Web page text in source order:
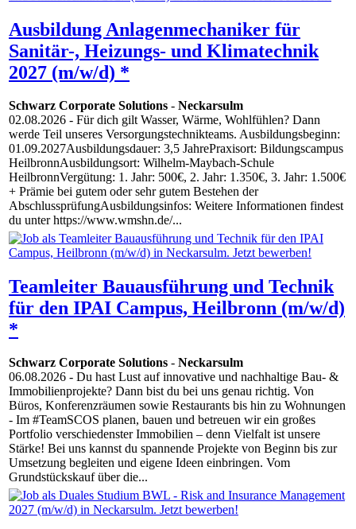
Ausbildung Anlagenmechaniker für
Sanitär-, Heizungs- und Klimatechnik
2027 (m/w/d) *
Schwarz Corporate Solutions - Neckarsulm
02.08.2026 - Für dich gilt Wasser, Wärme, Wohlfühlen? Dann
werde Teil unseres Versorgungstechnikteams. Ausbildungsbeginn:
01.09.2027Ausbildungsdauer: 3,5 JahrePraxisort: Bildungscampus
HeilbronnAusbildungsort: Wilhelm-Maybach-Schule
HeilbronnVergütung: 1. Jahr: 500€, 2. Jahr: 1.350€, 3. Jahr: 1.500€
+ Prämie bei gutem oder sehr gutem Bestehen der
AbschlussprüfungAusbildungsinfos: Weitere Informationen findest
du unter https://www.wmshn.de/...
Teamleiter Bauausführung und Technik
für den IPAI Campus, Heilbronn (m/w/d)
*
Schwarz Corporate Solutions - Neckarsulm
06.08.2026 - Du hast Lust auf innovative und nachhaltige Bau- &
Immobilienprojekte? Dann bist du bei uns genau richtig. Von
Büros, Konferenzräumen sowie Restaurants bis hin zu Wohnungen
- Im #TeamSCOS planen, bauen und betreuen wir ein großes
Portfolio verschiedenster Immobilien – denn Vielfalt ist unsere
Stärke! Bei uns kannst du spannende Projekte von Beginn bis zur
Umsetzung begleiten und eigene Ideen einbringen. Vom
Grundstückskauf über die...